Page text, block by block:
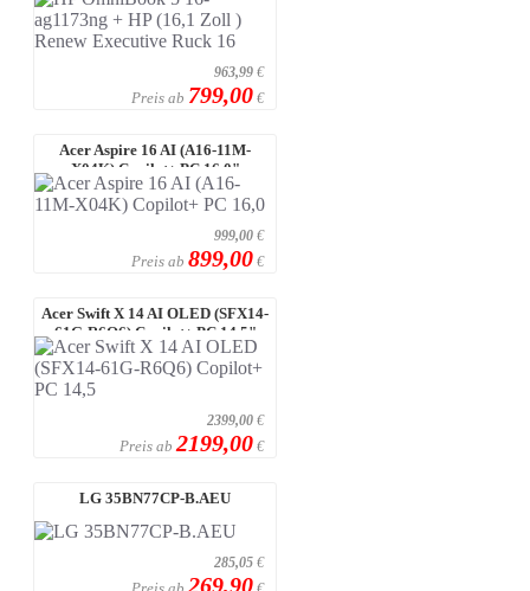
963,99 €
Preis ab 799,00 €
Acer Aspire 16 AI (A16-11M-
X04K) Copilot+ PC 16,0"
WUXGA, IPS, 1 ...
999,00 €
Preis ab 899,00 €
Acer Swift X 14 AI OLED (SFX14-
61G-R6Q6) Copilot+ PC 14,5"
WQ2.8 ...
2399,00 €
Preis ab 2199,00 €
LG 35BN77CP-B.AEU
285,05 €
269,90